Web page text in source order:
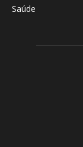
Saúde